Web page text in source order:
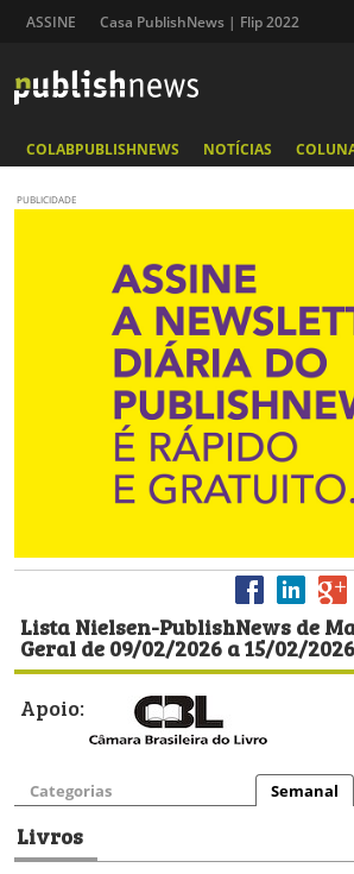
ASSINE Casa PublishNews | Flip 2022
COLABPUBLISHNEWS NOTÍCIAS
PUBLICIDADE
Lista Nielsen-PublishNews de
Geral de 09/02/2026 a 15/02/
Apoio:
Categorias Semanal
Livros